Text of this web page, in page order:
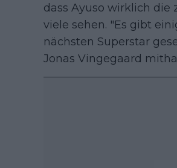
dass Ayuso wirklich die
viele sehen. "Es gibt
nächsten Superstar
Jonas Vingegaard